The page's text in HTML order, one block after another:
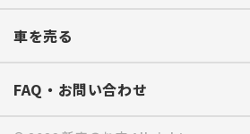
車を売る
FAQ・お問い合わせ